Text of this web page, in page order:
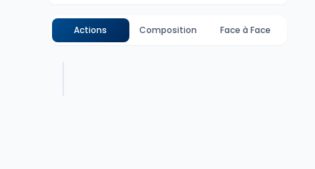
Actions Composition Face à Face